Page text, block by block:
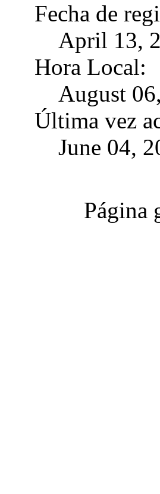
Fecha de
April 13,
Hora Local:
August
Última vez
June 04,
Página